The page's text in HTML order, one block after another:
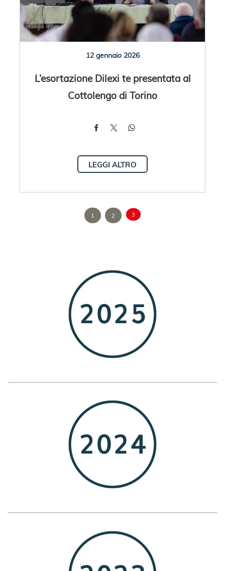
12 gennaio 2026
L’esortazione Dilexi te presentata al
Cottolengo di Torino
LEGGI ALTRO
1 2 3